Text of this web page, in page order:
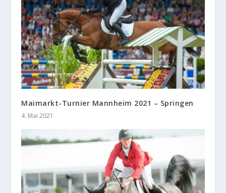
Maimarkt-Turnier Mannheim 2021 – Springen
4. Mai 2021